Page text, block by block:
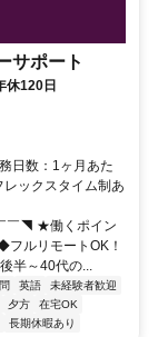
サポート
休120日
日数：1ヶ月あた
ックスタイム制あ
￣◥ ★働くポイン
ルリモートOK！
～40代の...
英語
未経験者歓迎
夕方
在宅OK
長期休暇あり